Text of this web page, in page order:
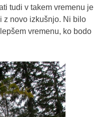
tudi v takem vremenu je
z novo izkušnjo. Ni bilo
vremenu, ko bodo